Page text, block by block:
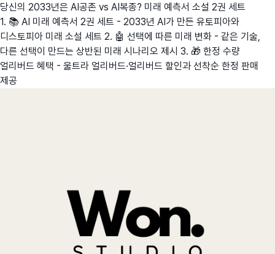
당신의 2033년은 AI공존 vs AI복종? 미래 예측서 소설 2권 세트
1. 📚 AI 미래 예측서 2권 세트 - 2033년 AI가 만든 유토피아와
디스토피아 미래 소설 세트 2. 🤖 선택에 따른 미래 변화 - 같은 기술,
다른 선택이 만드는 상반된 미래 시나리오 제시 3. 🎁 한정 수량
얼리버드 혜택 - 울트라 얼리버드·얼리버드 할인과 선착순 한정 판매
제공